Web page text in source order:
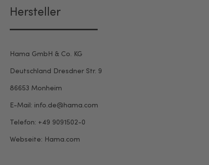
Hersteller
Hama GmbH & Co. KG
Deutschland Dresdner Str. 9
86653 Monheim
E-Mail: info.de@hama.com
Telefon: +49 9091502-0
Webseite: Hama.com